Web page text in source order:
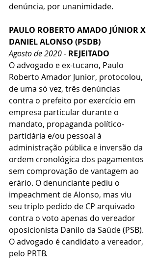
denúncia, por unanimidade.
PAULO ROBERTO AMADO JÚNIOR X
DANIEL ALONSO (PSDB)
Agosto de 2020 - REJEITADO
O advogado e ex-tucano, Paulo
Roberto Amador Junior, protocolou,
de uma só vez, três denúncias
contra o prefeito por exercício em
empresa particular durante o
mandato, propaganda político-
partidária e/ou pessoal à
administração pública e inversão da
ordem cronológica dos pagamentos
sem comprovação de vantagem ao
erário. O denunciante pediu o
impeachment de Alonso, mas viu
seu triplo pedido de CP arquivado
contra o voto apenas do vereador
oposicionista Danilo da Saúde (PSB).
O advogado é candidato a vereador,
pelo PRTB.